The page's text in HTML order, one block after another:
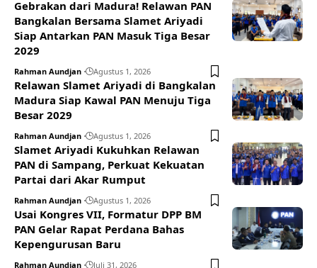
Gebrakan dari Madura! Relawan PAN
Bangkalan Bersama Slamet Ariyadi
Siap Antarkan PAN Masuk Tiga Besar
2029
Rahman Aundjan Agustus 1, 2026
Relawan Slamet Ariyadi di Bangkalan
Madura Siap Kawal PAN Menuju Tiga
Besar 2029
Rahman Aundjan Agustus 1, 2026
Slamet Ariyadi Kukuhkan Relawan
PAN di Sampang, Perkuat Kekuatan
Partai dari Akar Rumput
Rahman Aundjan Agustus 1, 2026
Usai Kongres VII, Formatur DPP BM
PAN Gelar Rapat Perdana Bahas
Kepengurusan Baru
Rahman Aundjan Juli 31, 2026